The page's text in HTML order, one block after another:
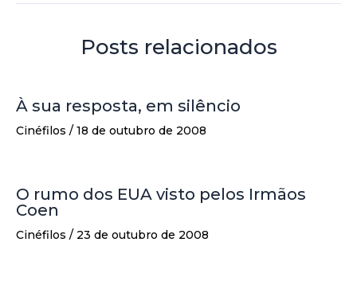
Posts relacionados
À sua resposta, em silêncio
Cinéfilos / 18 de outubro de 2008
O rumo dos EUA visto pelos Irmãos
Coen
Cinéfilos / 23 de outubro de 2008